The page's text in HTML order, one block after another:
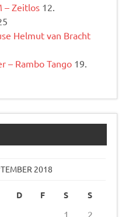
– Zeitlos 12.
Helmut van Bracht
– Rambo Tango 19.
2018
D F S S
1 2